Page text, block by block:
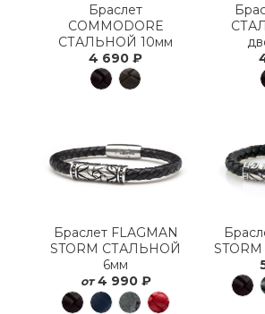
Браслет
COMMODORE
СТАЛЬНОЙ 10мм
4 690 ₽
Браслет FLAGMAN
STORM СТАЛЬНОЙ
6мм
от 4 990 ₽